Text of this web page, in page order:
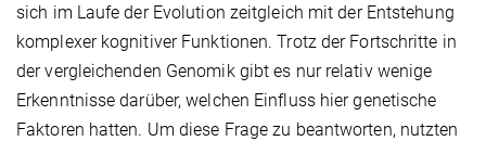
sich im Laufe der Evolution zeitgleich mit der Entstehung
komplexer kognitiver Funktionen. Trotz der Fortschritte in
der vergleichenden Genomik gibt es nur relativ wenige
Erkenntnisse darüber, welchen Einfluss hier genetische
Faktoren hatten. Um diese Frage zu beantworten, nutzten